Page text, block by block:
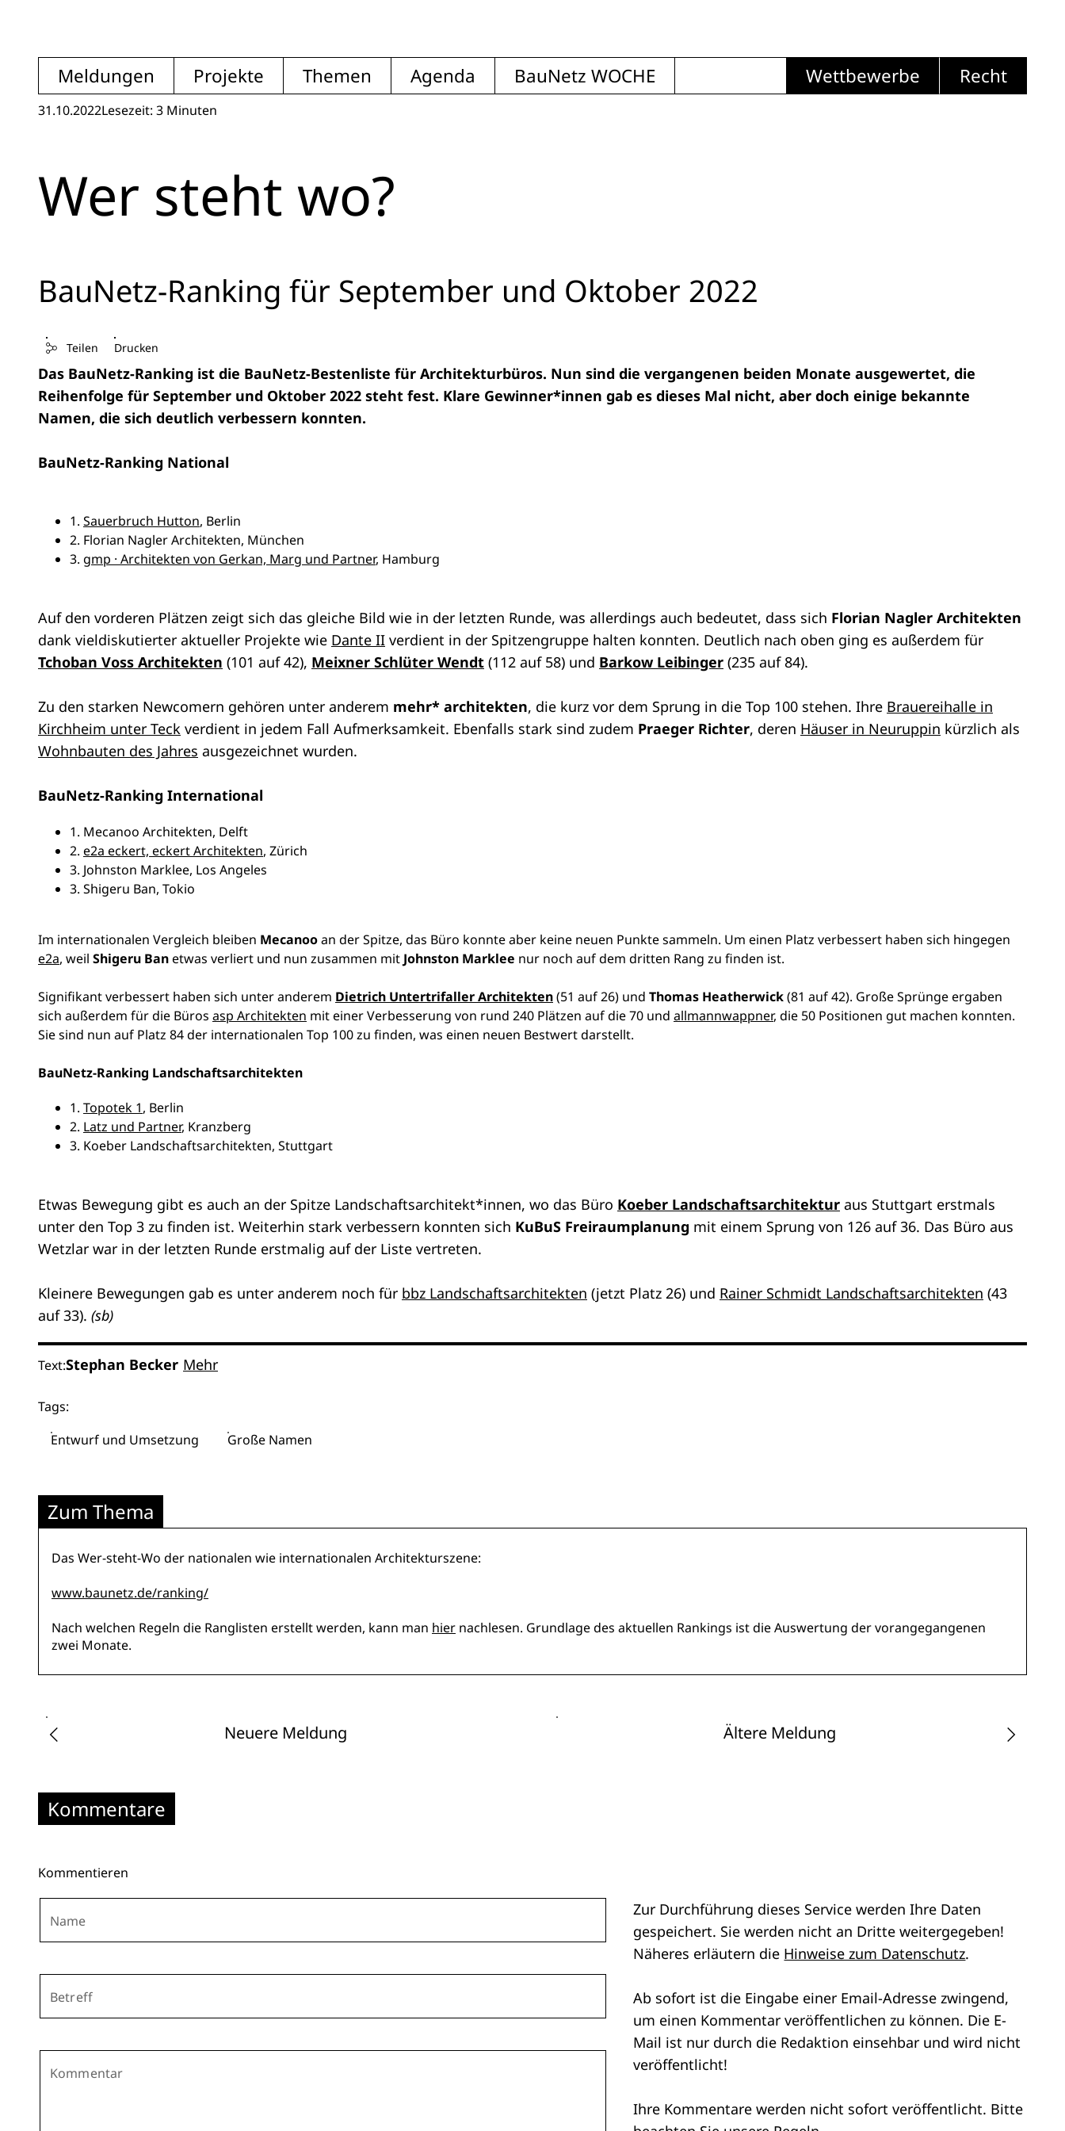
Meldungen Projekte Themen Agenda BauNetz WOCHE Wettbewerbe Recht
31.10.2022Lesezeit: 3 Minuten
Wer steht wo?
BauNetz-Ranking für September und Oktober 2022
Teilen Drucken
Das BauNetz-Ranking ist die BauNetz-Bestenliste für Architekturbüros. Nun sind die vergangenen beiden Monate ausgewertet, die
Reihenfolge für September und Oktober 2022 steht fest. Klare Gewinner*innen gab es dieses Mal nicht, aber doch einige bekannte
Namen, die sich deutlich verbessern konnten.
BauNetz-Ranking National
1. Sauerbruch Hutton, Berlin
2. Florian Nagler Architekten, München
3. gmp · Architekten von Gerkan, Marg und Partner, Hamburg
Auf den vorderen Plätzen zeigt sich das gleiche Bild wie in der letzten Runde, was allerdings auch bedeutet, dass sich Florian Nagler Architekten
dank vieldiskutierter aktueller Projekte wie Dante II verdient in der Spitzengruppe halten konnten. Deutlich nach oben ging es außerdem für
Tchoban Voss Architekten (101 auf 42), Meixner Schlüter Wendt (112 auf 58) und Barkow Leibinger (235 auf 84).
Zu den starken Newcomern gehören unter anderem mehr* architekten, die kurz vor dem Sprung in die Top 100 stehen. Ihre Brauereihalle in
Kirchheim unter Teck verdient in jedem Fall Aufmerksamkeit. Ebenfalls stark sind zudem Praeger Richter, deren Häuser in Neuruppin kürzlich als
Wohnbauten des Jahres ausgezeichnet wurden.
BauNetz-Ranking International
1. Mecanoo Architekten, Delft
2. e2a eckert, eckert Architekten, Zürich
3. Johnston Marklee, Los Angeles
3. Shigeru Ban, Tokio
Im internationalen Vergleich bleiben Mecanooan der Spitze, das Büro konnte aber keine neuen Punkte sammeln. Um einen Platz verbessert haben sich hingegen
e2a, weil Shigeru Banetwas verliert und nun zusammen mit Johnston Marklee nur noch auf dem dritten Rang zu finden ist.
Signifikant verbessert haben sich unter anderem Dietrich Untertrifaller Architekten(51 auf 26) und Thomas Heatherwick(81 auf 42). Große Sprünge ergaben
sich außerdem für die Büros asp Architekten mit einer Verbesserung von rund 240 Plätzen auf die 70 und allmannwappner, die 50 Positionen gut machen konnten.
Sie sind nun auf Platz 84 der internationalen Top 100 zu finden, was einen neuen Bestwert darstellt.
BauNetz-Ranking Landschaftsarchitekten
1. Topotek 1, Berlin
2. Latz und Partner, Kranzberg
3. Koeber Landschaftsarchitekten, Stuttgart
Etwas Bewegung gibt es auch an der Spitze Landschaftsarchitekt*innen, wo das Büro Koeber Landschaftsarchitektur aus Stuttgart erstmals
unter den Top 3 zu finden ist. Weiterhin stark verbessern konnten sich KuBuS Freiraumplanung mit einem Sprung von 126 auf 36. Das Büro aus
Wetzlar war in der letzten Runde erstmalig auf der Liste vertreten.
Kleinere Bewegungen gab es unter anderem noch für bbz Landschaftsarchitekten (jetzt Platz 26) und Rainer Schmidt Landschaftsarchitekten (43
auf 33). (sb)
Text:Stephan Becker Mehr
Tags:
Entwurf und Umsetzung
Große Namen
Zum Thema
Das Wer-steht-Wo der nationalen wie internationalen Architekturszene:
www.baunetz.de/ranking/
Nach welchen Regeln die Ranglisten erstellt werden, kann man hier nachlesen. Grundlage des aktuellen Rankings ist die Auswertung der vorangegangenen
zwei Monate.
Neuere Meldung Ältere Meldung
Kommentare
Kommentieren
Name
Betreff
Kommentar
Zur Durchführung dieses Service werden Ihre Daten
gespeichert. Sie werden nicht an Dritte weitergegeben!
Näheres erläutern die Hinweise zum Datenschutz.
Ab sofort ist die Eingabe einer Email-Adresse zwingend,
um einen Kommentar veröffentlichen zu können. Die E-
Mail ist nur durch die Redaktion einsehbar und wird nicht
veröffentlicht!
Ihre Kommentare werden nicht sofort veröffentlicht. Bitte